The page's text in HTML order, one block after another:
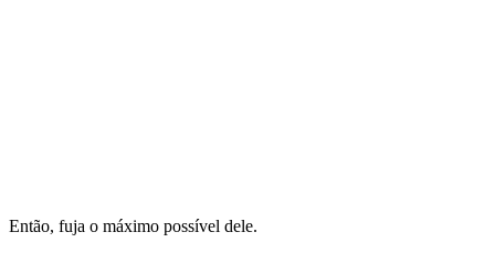
Então, fuja o máximo possível dele.